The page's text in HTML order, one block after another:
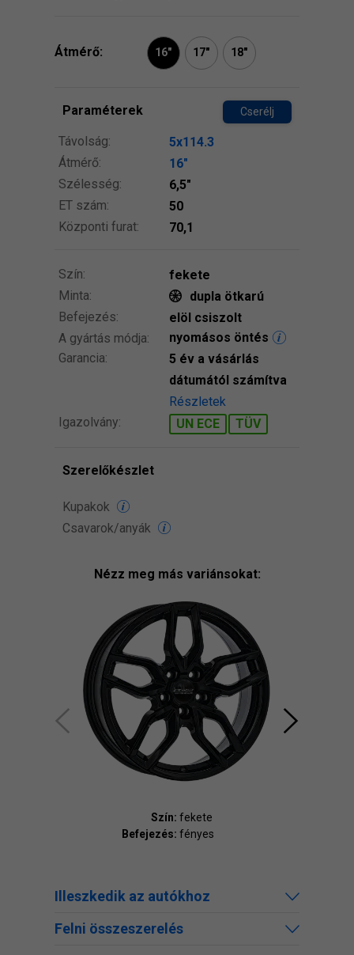
Átmérő: 16" 17" 18"
Paraméterek Cserélj
Távolság:
5x114.3
Átmérő:
16″
Szélesség:
6,5″
ET szám:
50
Központi furat:
70,1
Szín:
fekete
Minta:
dupla ötkarú
Befejezés:
elöl csiszolt
A gyártás módja:
nyomásos öntés
Garancia:
5 év a vásárlás
dátumától számítva
Részletek
Igazolvány:
UN ECE TÜV
Szerelőkészlet
Kupakok
Csavarok/anyák
Nézz meg más variánsokat:
Szín: fekete
Befejezés: fényes
Illeszkedik az autókhoz
Felni összeszerelés